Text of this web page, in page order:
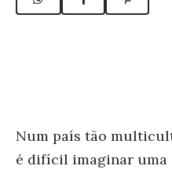
Num país tão
é difícil imaginar uma